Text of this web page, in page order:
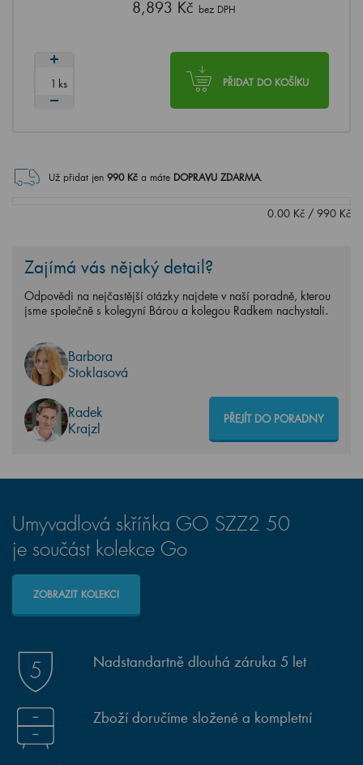
8,893 Kč bez DPH
PŘIDAT DO KOŠÍKU
ks
Už přidat jen 990Kč a máte DOPRAVU ZDARMA.
0.00 Kč / 990 Kč
Zajímá vás nějaký detail?
Odpovědi na nejčastější otázky najdete v naší poradně, kterou
jsme společně s kolegyní Bárou a kolegou Radkem nachystali.
Barbora
Stoklasová
Radek
Krajzl
PŘEJÍT DO PORADNY
Umyvadlová skříňka GO SZZ2 50
je součást kolekce Go
ZOBRAZIT KOLEKCI
Nadstandartně dlouhá záruka 5 let
Zboží doručíme složené a kompletní